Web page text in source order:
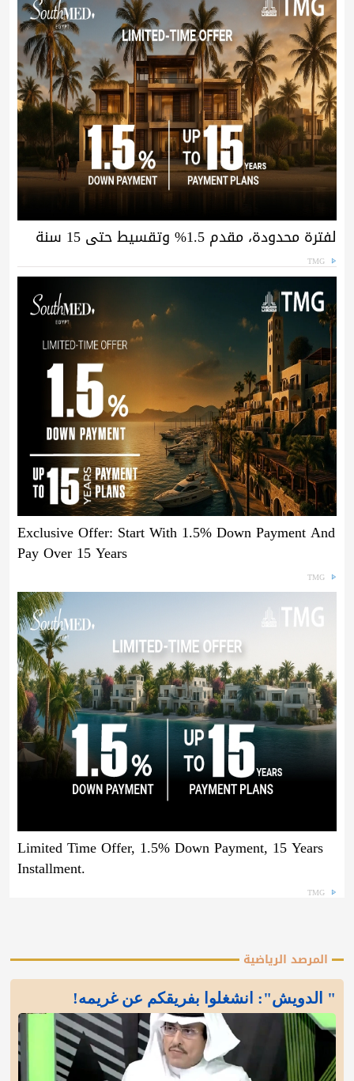
لفترة محدودة، مقدم 1.5% وتقسيط حتى 15 سنة
TMG
Exclusive Offer: Start With 1.5% Down Payment And
Pay Over 15 Years
TMG
Limited Time Offer, 1.5% Down Payment, 15 Years
Installment.
TMG
المرصد الرياضية
" الدويش": انشغلوا بفريقكم عن غريمه!